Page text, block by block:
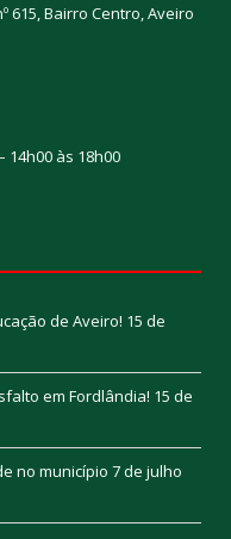
615, Bairro Centro, Aveiro
14h00 às 18h00
de Aveiro! 15 de
em Fordlândia! 15 de
no município 7 de julho